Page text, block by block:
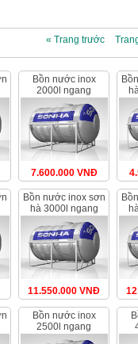
« Trang trước
bồn nước inox
2000l ngang
(ø1140)
7.600.000 VNĐ
bồn nước inox sơn
bồn nước inox sơn
hà 3000l ngang
11.550.000 VNĐ
bồn nước inox sơn
bồn nước inox
2500l ngang
(ø1380)
bồn nước inox